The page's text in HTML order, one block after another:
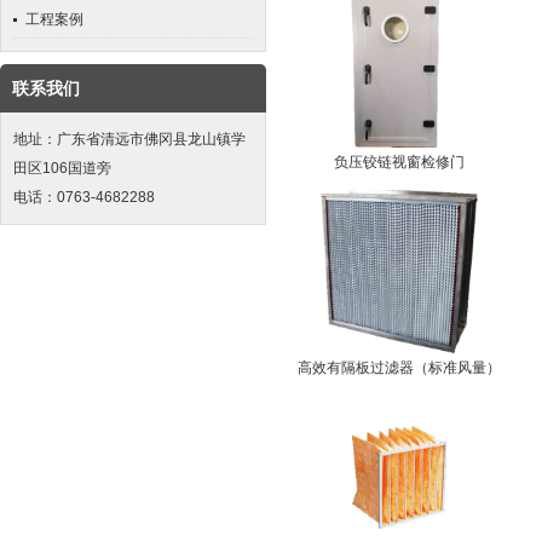
工程案例
联系我们
地址：广东省清远市佛冈县龙山镇学
田区106国道旁
电话：0763-4682288
负压铰链视窗检修门
高效有隔板过滤器（标准风量）